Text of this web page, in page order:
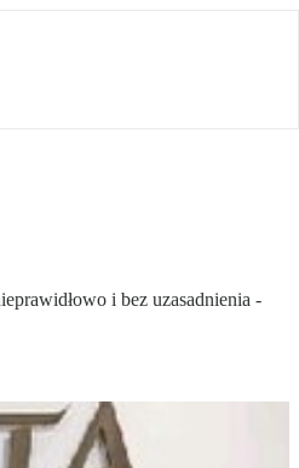
i bez uzasadnienia -